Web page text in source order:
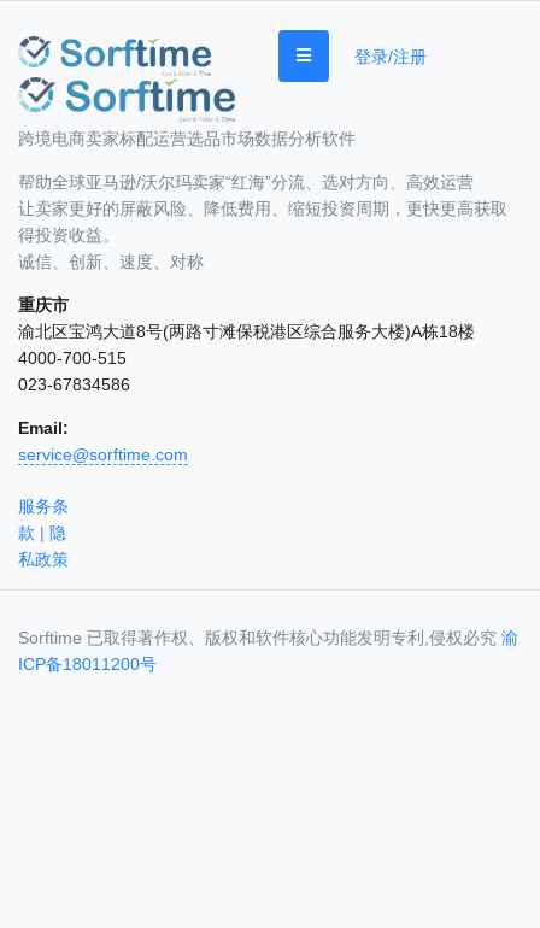
登录/注册
跨境电商卖家标配运营选品市场数据分析软件
帮助全球亚马逊/沃尔玛卖家“红海”分流、选对方向、高效运营
让卖家更好的屏蔽风险、降低费用、缩短投资周期，更快更高获取
得投资收益。
诚信、创新、速度、对称
重庆市
渝北区宝鸿大道8号(两路寸滩保税港区综合服务大楼)A栋18楼
4000-700-515
023-67834586
Email:
service@sorftime.com
服务条
款 | 隐
私政策
Sorftime 已取得著作权、版权和软件核心功能发明专利,侵权必究 渝
ICP备18011200号